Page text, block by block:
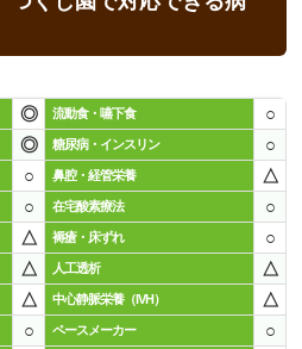
◎ 流動食・嚥下食 ○
◎ 糖尿病・インスリン ○
○ 鼻腔・経管栄養 △
○ 在宅酸素療法 ○
△ 褥瘡・床ずれ ○
△ 人工透析 △
△ 中心静脈栄養（IVH） △
○ ペースメーカー ○